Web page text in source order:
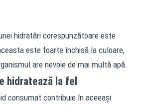
hidratări corespunzătoare este
este foarte închisă la culoare,
are nevoie de mai multă apă.
hidratează la fel
consumat contribuie în aceeași